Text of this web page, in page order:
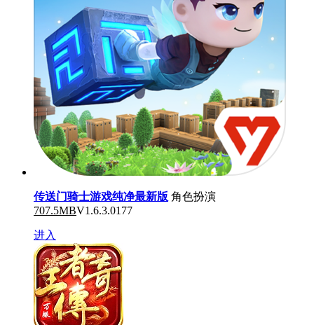
传送门骑士游戏纯净最新版 角色扮演
707.5MBV1.6.3.0177
进入